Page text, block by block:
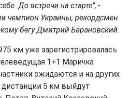
До встречи на старте", -
чемпион Украины, рекордсмен
бегу Дмитрий Барановский.
км уже зарегистрировалась
1+1 Маричка
ожидаются и на других
дистанции 5 км выйдут